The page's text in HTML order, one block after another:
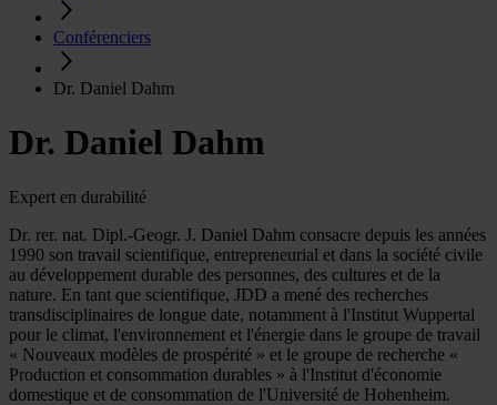
Conférenciers
Dr. Daniel Dahm
Dr. Daniel Dahm
Expert en durabilité
Dr. rer. nat. Dipl.-Geogr. J. Daniel Dahm consacre depuis les années
1990 son travail scientifique, entrepreneurial et dans la société civile
au développement durable des personnes, des cultures et de la
nature. En tant que scientifique, JDD a mené des recherches
transdisciplinaires de longue date, notamment à l'Institut Wuppertal
pour le climat, l'environnement et l'énergie dans le groupe de travail
« Nouveaux modèles de prospérité » et le groupe de recherche «
Production et consommation durables » à l'Institut d'économie
domestique et de consommation de l'Université de Hohenheim.